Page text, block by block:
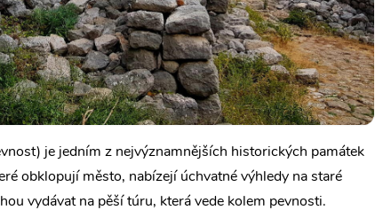
je jedním z nejvýznamnějších historických památek
obklopují město, nabízejí úchvatné výhledy na staré
vydávat na pěší túru, která vede kolem pevnosti.